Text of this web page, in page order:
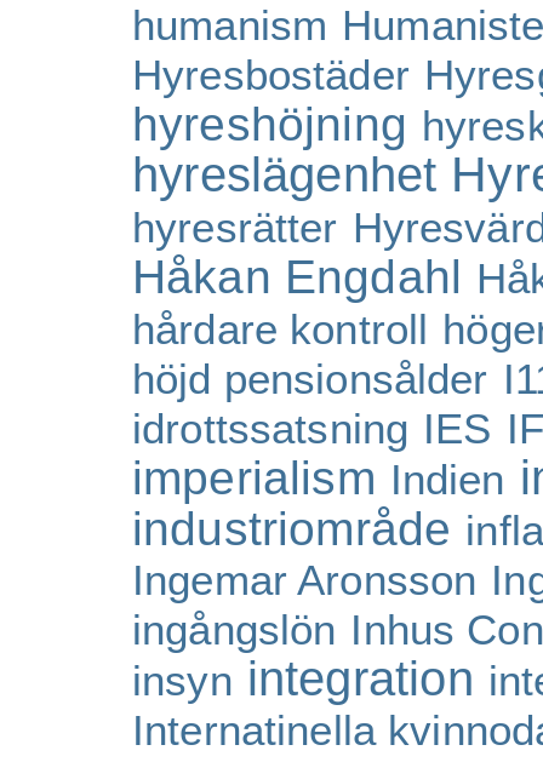
humanism
Hyresbostäder
hyreshöjning
hyreslägenhet
hyresrätter
Håkan Engdahl
hårdare kontroll
höjd pensionsålder
idrottssatsning IES
imperialism Indien
industriområde
Ingemar Aronsson
ingångslön Inhus
insyn integration
Internatinella